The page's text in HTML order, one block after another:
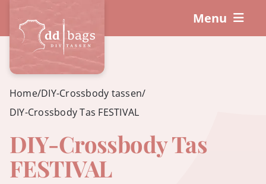
naar
inhoud
Menu
DIY-Pakketten
Hoe werkt het?
Accessoires
Home/DIY-Crossbody tassen/
DIY-Crossbody Tas FESTIVAL
DIY-Crossbody Tas
FESTIVAL